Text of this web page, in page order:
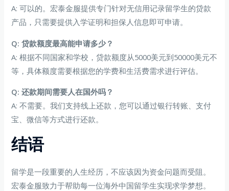
A: 可以的。宏泰金服提供专门针对无信用记录留学生的贷款
产品，只需要提供入学证明和担保人信息即可申请。
Q: 贷款额度最高能申请多少？
A: 根据不同国家和学校，贷款额度从5000美元到50000美元不
等，具体额度需要根据您的学费和生活费需求进行评估。
Q: 还款期间需要人在国外吗？
A: 不需要。我们支持线上还款，您可以通过银行转账、支付
宝、微信等方式进行还款。
结语
留学是一段重要的人生经历，不应该因为资金问题而受阻。
宏泰金服致力于帮助每一位海外中国留学生实现求学梦想。